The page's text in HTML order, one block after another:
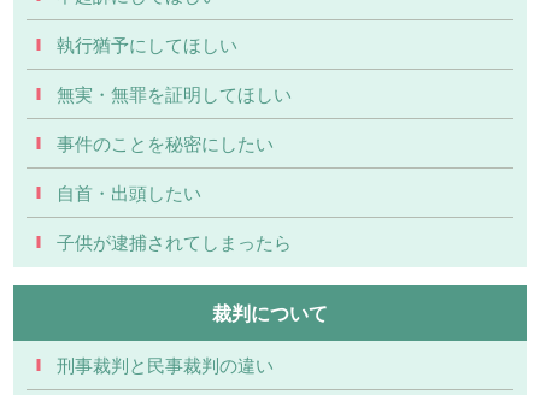
執行猶予にしてほしい
無実・無罪を証明してほしい
事件のことを秘密にしたい
自首・出頭したい
子供が逮捕されてしまったら
裁判について
刑事裁判と民事裁判の違い